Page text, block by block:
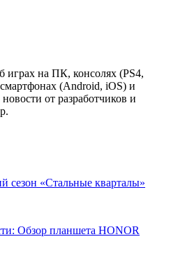
играх на ПК, консолях (PS4,
(Android, iOS) и
от разработчиков и
сезон «Стальные кварталы»
Обзор планшета HONOR